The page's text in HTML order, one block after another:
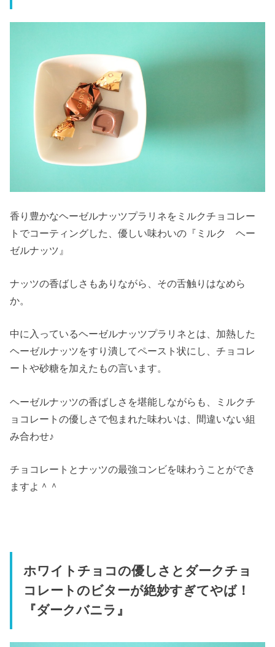
香り豊かなヘーゼルナッツプラリネをミルクチョコレー
トでコーティングした、優しい味わいの『ミルク ヘー
ゼルナッツ』
ナッツの香ばしさもありながら、その舌触りはなめら
か。
中に入っているヘーゼルナッツプラリネとは、加熱した
ヘーゼルナッツをすり潰してペースト状にし、チョコレ
ートや砂糖を加えたもの言います。
ヘーゼルナッツの香ばしさを堪能しながらも、ミルクチ
ョコレートの優しさで包まれた味わいは、間違いない組
み合わせ♪
チョコレートとナッツの最強コンビを味わうことができ
ますよ＾＾
ホワイトチョコの優しさとダークチョ
コレートのビターが絶妙すぎてやば！
『ダークバニラ』